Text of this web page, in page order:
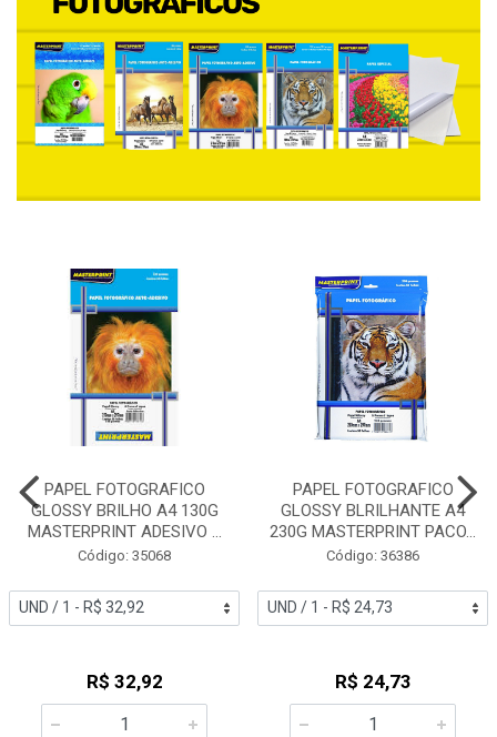
PAPEL FOTOGRAFICO
GLOSSY BRILHO A4 130G
MASTERPRINT ADESIVO ...
Código: 35068
R$ 32,92
PAPEL FOTOGRAFICO
GLOSSY BLRILHANTE A4
230G MASTERPRINT PACO...
Código: 36386
R$ 24,73